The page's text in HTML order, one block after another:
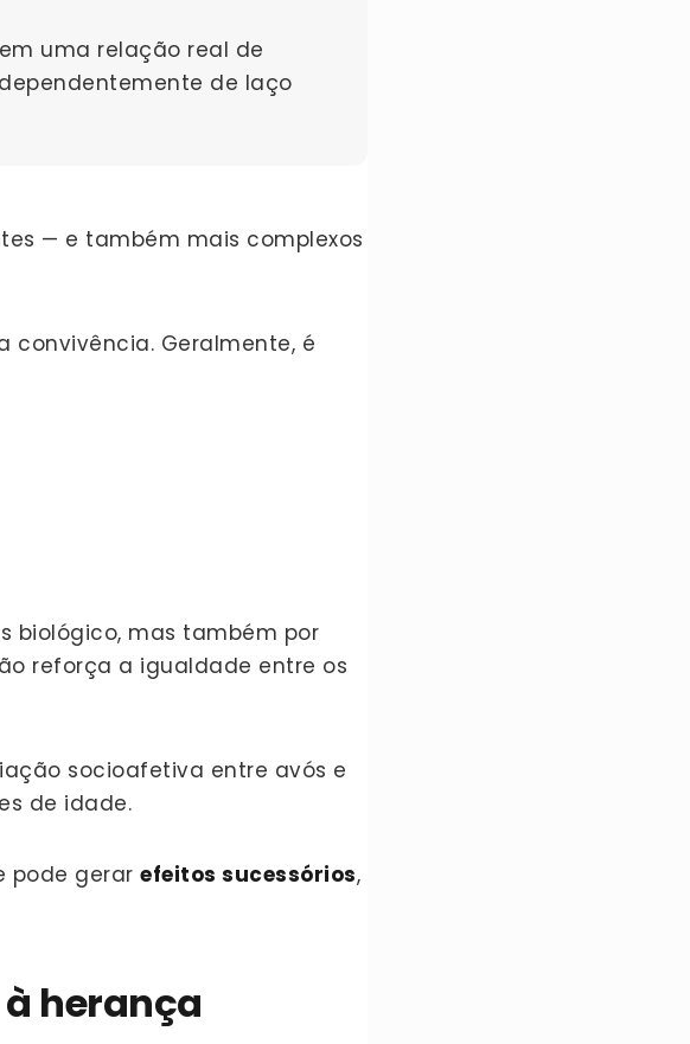
uma relação real de
de laço
— e também mais complexos
convivência. Geralmente, é
biológico, mas também por
reforça a igualdade entre os
socioafetiva entre avós e
de idade.
pode gerar efeitos sucessórios,
herança